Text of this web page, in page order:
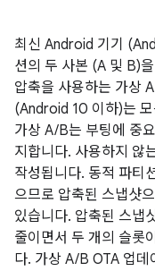
최신 Android 기기
션의 두 사본 (A 및 B)
압축을 사용하는 가상
(Android 10 이하)는
가상 A/B는 부팅에 중
지합니다. 사용하지 않
작성됩니다. 동적 파티
으므로 압축된 스냅샷
있습니다. 압축된 스냅
줄이면서 두 개의 슬롯
다. 가상 A/B OTA 업데